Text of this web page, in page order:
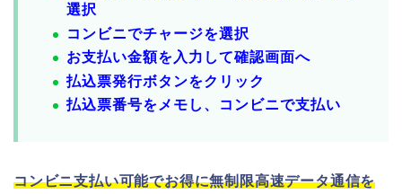
選択
コンビニでチャージを選択
お支払い金額を入力して確認画面へ
払込票発行ボタンをクリック
払込票番号をメモし、コンビニで支払い
コンビニ支払い可能でお得に無制限高速データ通信を